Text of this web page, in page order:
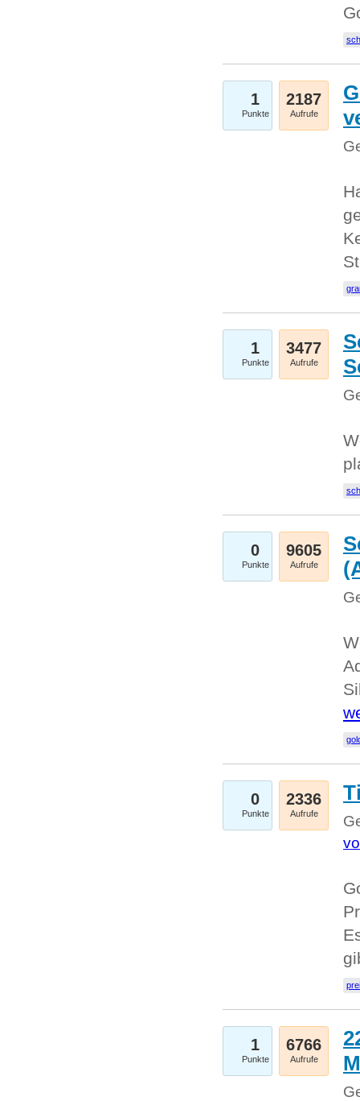
1
Punkte
2187
Aufrufe
1
Punkte
3477
Aufrufe
0
Punkte
9605
Aufrufe
0
Punkte
2336
Aufrufe
1
Punkte
6766
Aufrufe